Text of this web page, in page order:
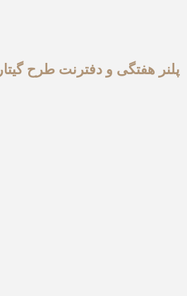
پلنر هفتگی و دفترنت طرح گیتار